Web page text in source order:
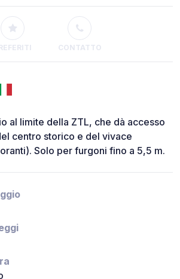
CONTATTO
al limite della ZTL, che dà accesso
centro storico e del vivace
Solo per furgoni fino a 5,5 m.